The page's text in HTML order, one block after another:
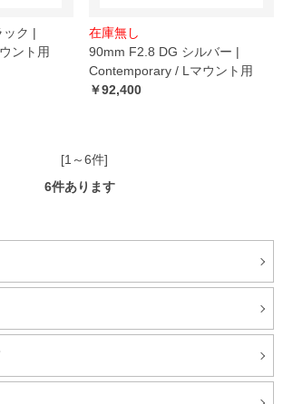
ク |
ント用
在庫無し
90mm F2.8 DG シルバー |
Contemporary / Lマウント用
￥92,400
[1～6件]
6件あります